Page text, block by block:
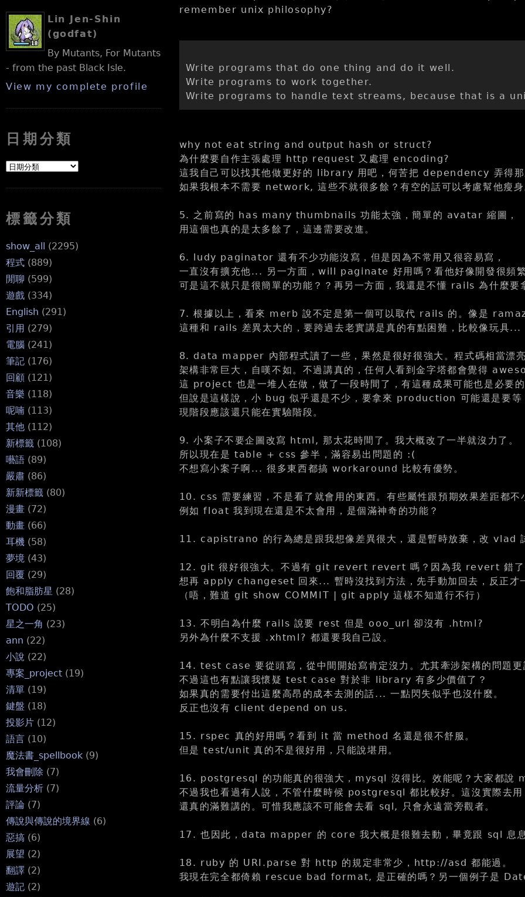
Lin Jen-Shin
(godfat)
By Mutants, For Mutants
- from the past Black Isle.
View my complete profile
日期分類
標籤分類
show_all (2295)
程式 (889)
閒聊 (599)
遊戲 (334)
English (291)
引用 (279)
電腦 (241)
筆記 (176)
回顧 (121)
音樂 (118)
呢喃 (113)
其他 (112)
新標籤 (108)
囈語 (89)
嚴肅 (86)
新新標籤 (80)
漫畫 (72)
動畫 (66)
耳機 (58)
夢境 (43)
回覆 (29)
飽和脂肪星 (28)
TODO (25)
星之一角 (23)
ann (22)
小說 (22)
專案_project (19)
清單 (19)
鍵盤 (18)
投影片 (12)
語言 (10)
魔法書_spellbook (9)
我會刪除 (7)
流量分析 (7)
評論 (7)
傳說與傳說的境界線 (6)
惡搞 (6)
展望 (2)
翻譯 (2)
遊記 (2)
remember unix philosophy?
Write programs that do one thing and do it well.
Write programs to work together.
Write programs to handle text streams, because that is a
why not eat string and output hash or struct?
為什麼要自作主張處理 http request 又處理 encoding?
這我自己可以找其他做更好的 library 用吧，何苦把 dependency 弄得那
如果我根本不需要 network, 這些不就很多餘？有空的話可以考慮幫他瘦身
5. 之前寫的 has many thumbnails 功能太強，簡單的 avatar 縮圖，
用這個也真的是太多餘了，這邊需要改進。
6. ludy paginator 還有不少功能沒寫，但是因為不常用又很容易寫，
一直沒有擴充他... 另一方面，will paginate 好用嗎？看他好像開發很頻
可是這不就只是很簡單的功能？？再另一方面，我還是不懂 rails 為什麼要
7. 根據以上，看來 merb 說不定是第一個可以取代 rails 的。像是
這種和 rails 差異太大的，要跨過去老實講是真的有點困難，比較像玩具...
8. data mapper 內部程式讀了一些，果然是很好很強大。程式碼相當漂亮
架構非常巨大，自嘆不如。不過講真的，任何人看到金字塔都會覺得
這 project 也是一堆人在做，做了一段時間了，有這種成果可能也是必要的
但說是這樣說，小 bug 似乎還是不少，要拿來 production 可能還是要
現階段應該還只能在實驗階段。
9. 小案子不要企圖改寫 html, 那太花時間了。我大概改了一半就沒力了。
所以現在是 table + css 參半，滿容易出問題的 :(
不想寫小案子啊... 很多東西都搞 workaround 比較有優勢。
10. css 需要練習，不是看了就會用的東西。有些屬性跟預期效果差距都不
例如 float 我到現在還是不太會用，是個滿神奇的功能？
11. capistrano 的行為總是跟我想像差異很大，還是暫時放棄，改 vlad
12. git 很好很強大。不過有 git revert revert 嗎？因為我 revert 錯了
想再 apply changeset 回來... 暫時沒找到方法，先手動加回去，反正才
（唔，難道 git show COMMIT | git apply 這樣不知道行不行）
13. 不明白為什麼 rails 說要 rest 但是 ooo_url 卻沒有 .html?
另外為什麼不支援 .xhtml? 都還要我自己設。
14. test case 要從頭寫，從中間開始寫肯定沒力。尤其牽涉架構的問題
不過這也有點讓我懷疑 test case 對於非 library 有多少價值了？
如果真的需要付出這麼高昂的成本去測的話... 一點閃失似乎也沒什麼。
反正也沒有 client depend on us.
15. rspec 真的好用嗎？看到 it 當 method 名還是很不舒服。
但是 test/unit 真的不是很好用，只能說堪用。
16. postgresql 的功能真的很強大，mysql 沒得比。效能呢？大家都說
不過我也看過有人說，不管什麼時候 postgresql 都比較好。這沒實際去用
還真的滿難講的。可惜我應該不可能會去看 sql, 只會永遠當旁觀者。
17. 也因此，data mapper 的 core 我大概是很難去動，畢竟跟 sql 息息
18. ruby 的 URI.parse 對 http 的規定非常少，http://asd 都能過。
我現在完全都倚賴 rescue bad format, 是正確的嗎？另一個例子是